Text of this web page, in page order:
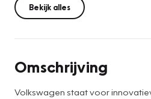
Bekijk alles
Omschrijving
Volkswagen staat voor